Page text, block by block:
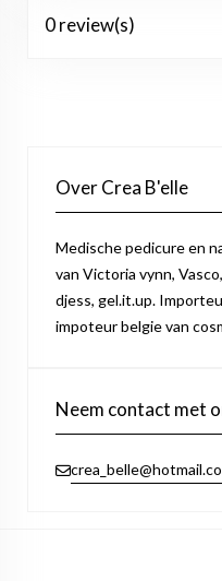
0 review(s)
Over Crea B'elle
Medische pedicure en
van Victoria vynn,
djess, gel.it.up.
impoteur belgie van
Neem contact met